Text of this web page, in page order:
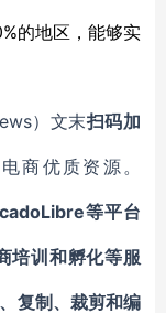
的地区，能够实
）文末扫码加
商优质资源。
等平台
培训和孵化等服
复制、裁剪和编